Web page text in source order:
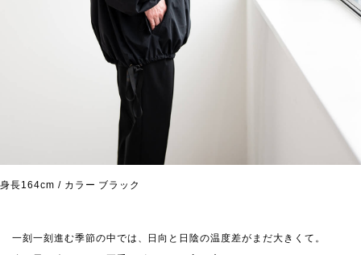
身長164cm / カラー ブラック
一刻一刻進む季節の中では、日向と日陰の温度差がまだ大きくて。